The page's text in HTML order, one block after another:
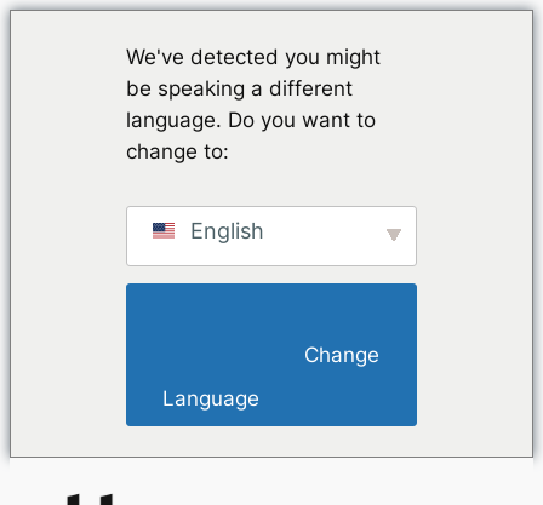
We've detected you might
be speaking a different
language. Do you want to
change to:
English
Language